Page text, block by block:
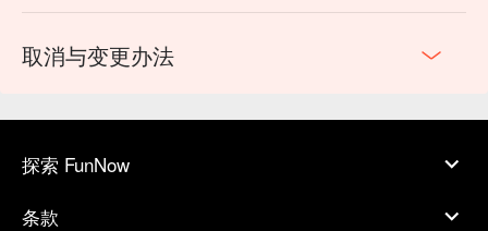
取消与变更办法
探索 FunNow
条款